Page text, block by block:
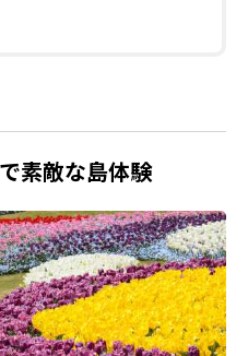
素敵な島体験